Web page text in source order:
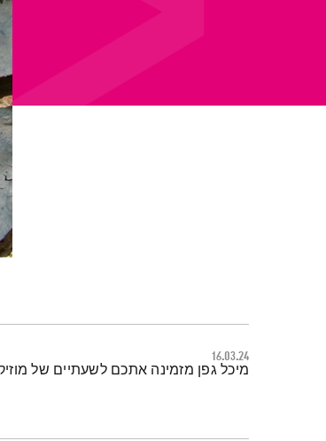
16.03.24
תמצית הפודקאסט
מיכל גפן מזמינה אתכם לשעתיים של